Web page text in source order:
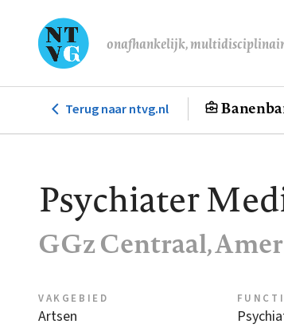
de
onafhankelijk,
Hoofdnavigatie
Terug naar ntvg.nl
Psychiater
GGz Centraal,
VAKGEBIED
Artsen